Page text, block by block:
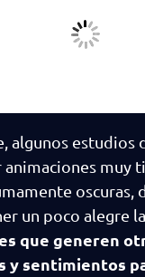
algunos estudios
muy
oscuras,
un poco alegre
que generen
y sentimientos